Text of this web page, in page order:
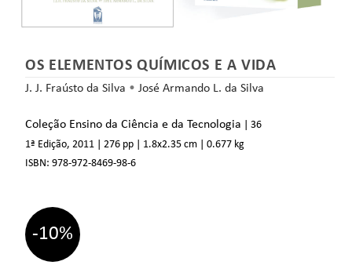
OS ELEMENTOS QUÍMICOS E A VIDA
J. J. Fraústo da Silva •José Armando L. da Silva
Coleção Ensino da Ciência e da Tecnologia | 36
1ª Edição, 2011 | 276 pp | 1.8x2.35 cm | 0.677 kg
ISBN:978-972-8469-98-6
-10%